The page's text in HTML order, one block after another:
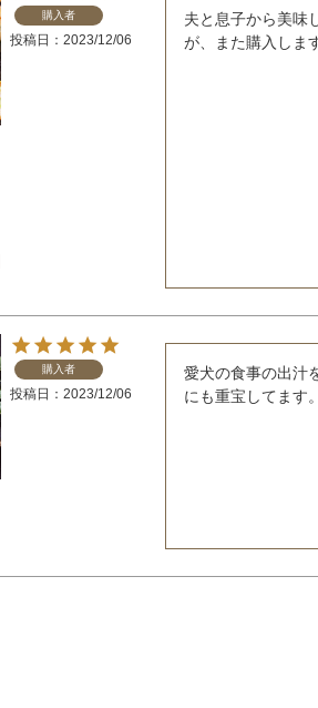
購入者
投稿日 2023/12/06
夫と息子から美味
が、また購入しま
購入者
投稿日 2023/12/06
愛犬の食事の出汁
にも重宝してます